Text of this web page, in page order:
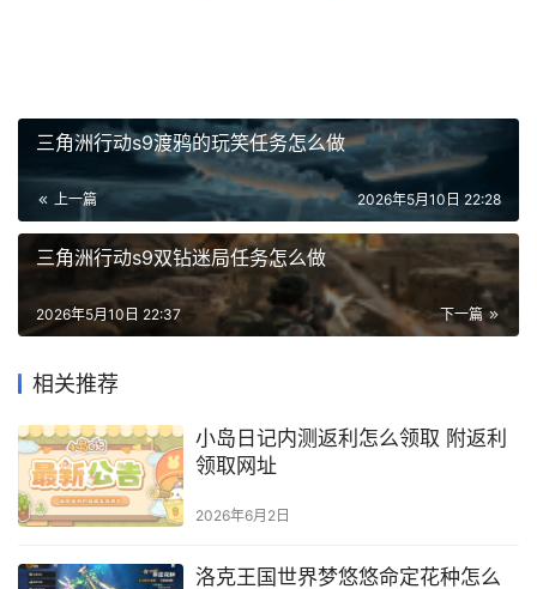
三角洲行动s9渡鸦的玩笑任务怎么做
上一篇 2026年5月10日 22:28
三角洲行动s9双钻迷局任务怎么做
下一篇
2026年5月10日 22:37
相关推荐
小岛日记内测返利怎么领取 附返利
领取网址
2026年6月2日
洛克王国世界梦悠悠命定花种怎么